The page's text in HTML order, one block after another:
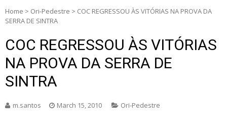
Home > Ori-Pedestre > COC REGRESSOU ÀS VITÓRIAS NA PROVA DA
SERRA DE SINTRA
COC REGRESSOU ÀS VITÓRIAS
NA PROVA DA SERRA DE
SINTRA
m.santos March 15, 2010 Ori-Pedestre